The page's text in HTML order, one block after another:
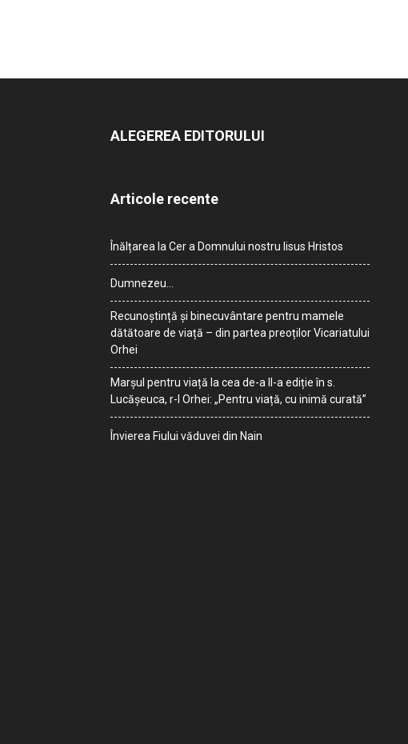
ALEGEREA EDITORULUI
Articole recente
Înălțarea la Cer a Domnului nostru Iisus Hristos
Dumnezeu…
Recunoștință și binecuvântare pentru mamele
dătătoare de viață – din partea preoților Vicariatului
Orhei
Marșul pentru viață la cea de-a II-a ediție în s.
Lucășeuca, r-l Orhei: „Pentru viață, cu inimă curată”
Învierea Fiului văduvei din Nain